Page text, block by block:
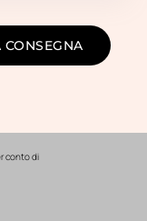
conto di